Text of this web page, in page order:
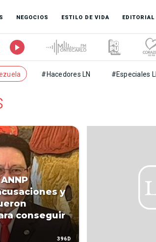
NEGOCIOS ESTILO DE VIDA EDITORIAL
#Hacedores LN #Especiales
y
conseguir
396D